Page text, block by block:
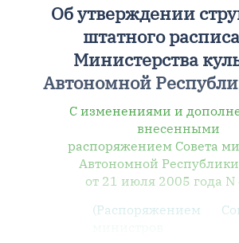
Об утверждении
штатного
Министерства
Автономной
С изменениями и
внесенными
распоряжением Совета
Автономной
от 21 июля 2005 года N
(Распоряжением